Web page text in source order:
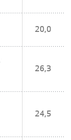
20,0
26,3
24,5